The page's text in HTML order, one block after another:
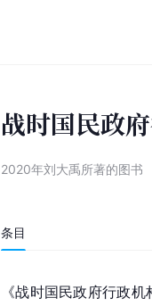
战时国民政
2020年刘大禹所著的图书
条目
《战时国民政府行政